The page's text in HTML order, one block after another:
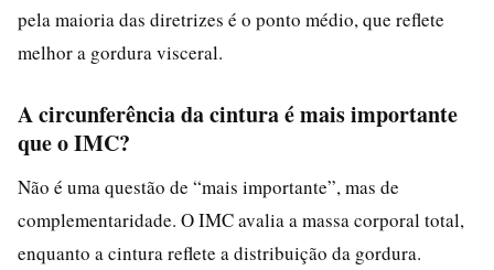
pela maioria das diretrizes é o ponto médio, que reflete
melhor a gordura visceral.
A circunferência da cintura é mais importante
que o IMC?
Não é uma questão de “mais importante”, mas de
complementaridade. O IMC avalia a massa corporal total,
enquanto a cintura reflete a distribuição da gordura.